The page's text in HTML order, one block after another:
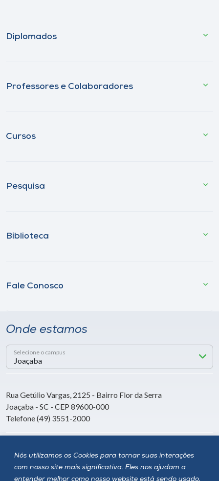
Nós utilizamos os Cookies para tornar suas interações
com nosso site mais significativa. Eles nos ajudam a
entender melhor como nosso website está sendo usado,
Diplomados
Professores e Colaboradores
Cursos
Pesquisa
Biblioteca
Fale Conosco
Onde estamos
Selecione o campus
Rua Getúlio Vargas, 2125 - Bairro Flor da Serra
Joaçaba - SC - CEP 89600-000
Telefone (49) 3551-2000
Siga a Unoesc